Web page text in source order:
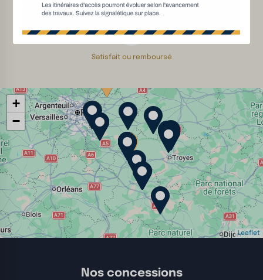
Satisfait ou remboursé
+
−
Leaflet
Nos concessions